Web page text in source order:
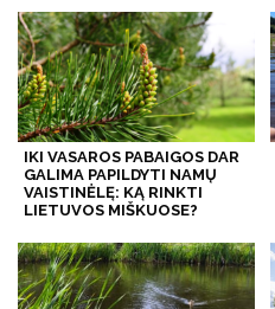
IKI VASAROS PABAIGOS DAR
GALIMA PAPILDYTI NAMŲ
VAISTINĖLĘ: KĄ RINKTI
LIETUVOS MIŠKUOSE?